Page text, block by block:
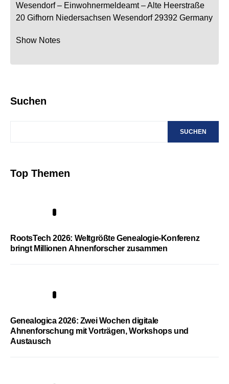
Wesendorf – Einwohnermeldeamt –Alte Heerstraße
20 Gifhorn Niedersachsen Wesendorf 29392 Germany
Show Notes
Suchen
SUCHEN
Top Themen
RootsTech 2026: Weltgrößte Genealogie-Konferenz
bringt Millionen Ahnenforscher zusammen
Genealogica 2026: Zwei Wochen digitale
Ahnenforschung mit Vorträgen, Workshops und
Austausch